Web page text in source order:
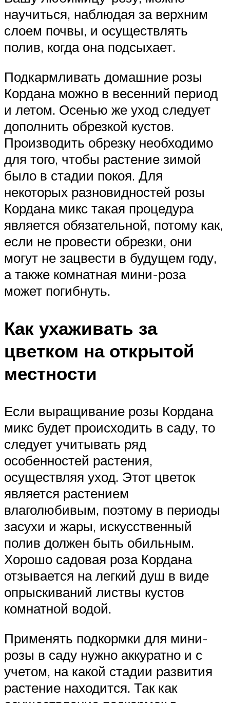
научиться, наблюдая за верхним
слоем почвы, и осуществлять
полив, когда она подсыхает.
Подкармливать домашние розы
Кордана можно в весенний период
и летом. Осенью же уход следует
дополнить обрезкой кустов.
Производить обрезку необходимо
для того, чтобы растение зимой
было в стадии покоя. Для
некоторых разновидностей розы
Кордана микс такая процедура
является обязательной, потому как,
если не провести обрезки, они
могут не зацвести в будущем году,
а также комнатная мини-роза
может погибнуть.
Как ухаживать за
цветком на открытой
местности
Если выращивание розы Кордана
микс будет происходить в саду, то
следует учитывать ряд
особенностей растения,
осуществляя уход. Этот цветок
является растением
влаголюбивым, поэтому в периоды
засухи и жары, искусственный
полив должен быть обильным.
Хорошо садовая роза Кордана
отзывается на легкий душ в виде
опрыскиваний листвы кустов
комнатной водой.
Применять подкормки для мини-
розы в саду нужно аккуратно и с
учетом, на какой стадии развития
растение находится. Так как